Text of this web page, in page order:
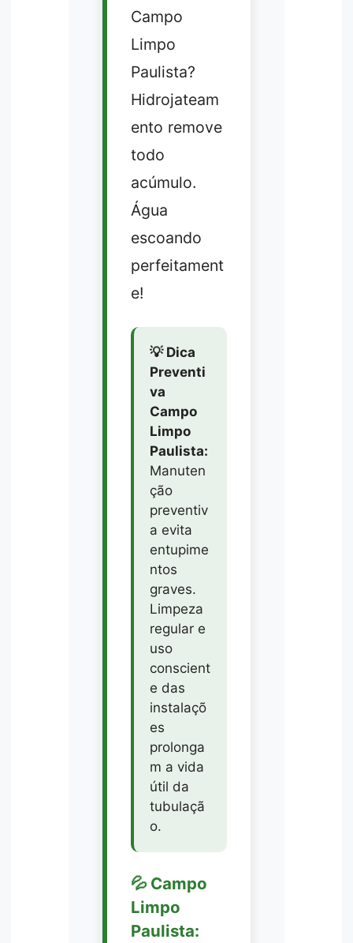
Campo
Limpo
Paulista?
Hidrojateam
ento remove
todo
acúmulo.
Água
escoando
perfeitament
e!
💡 Dica
Preventi
va
Campo
Limpo
Paulista:
Manuten
ção
preventiv
a evita
entupime
ntos
graves.
Limpeza
regular e
uso
conscient
e das
instalaçõ
es
prolonga
m a vida
útil da
tubulaçã
o.
💦 Campo
Limpo
Paulista: